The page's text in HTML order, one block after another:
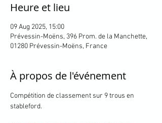
Heure et lieu
09 Aug 2025, 15:00
Prévessin-Moëns, 396 Prom. de la Manchette,
01280 Prévessin-Moëns, France
À propos de l'événement
Compétition de classement sur 9 trous en
stableford.